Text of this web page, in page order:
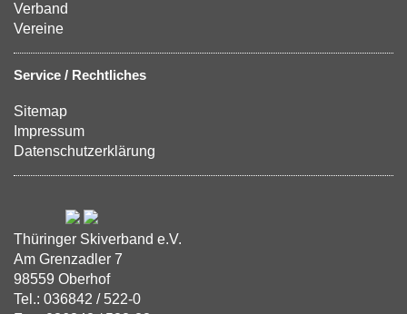
Verband
Vereine
Service / Rechtliches
Sitemap
Impressum
Datenschutzerklärung
Thüringer Skiverband e.V.
Am Grenzadler 7
98559 Oberhof
Tel.: 036842 / 522-0